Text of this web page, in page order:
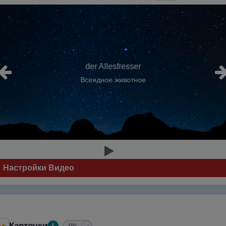
der Allesfresser
Всеядное животное
Настройки Видео